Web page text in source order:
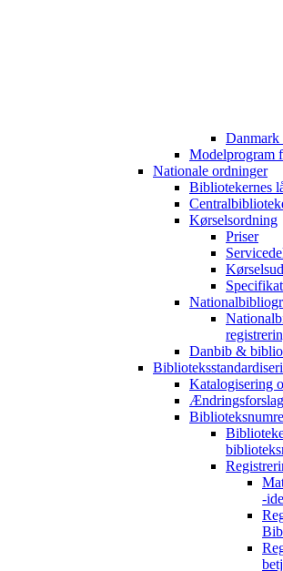
Modelprogram
Nationale ordninger
Bibliotekernes
Kørselsordning
Priser
Danbib &
Katalogisering
Biblioteksnumre
-